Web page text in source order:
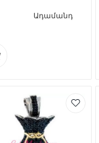
Ադամանդ